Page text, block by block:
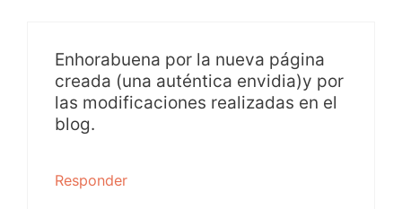
Enhorabuena por la nueva página
creada (una auténtica envidia)y por
las modificaciones realizadas en el
blog.
Responder